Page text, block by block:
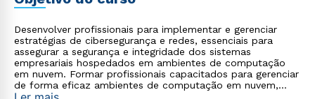
Desenvolver profissionais para implementar e gerenciar
estratégias de cibersegurança e redes, essenciais para
assegurar a segurança e integridade dos sistemas
empresariais hospedados em ambientes de computação
em nuvem. Formar profissionais capacitados para gerenciar
de forma eficaz ambientes de computação em nuvem,
garantindo a segurança da informação e o desempenho